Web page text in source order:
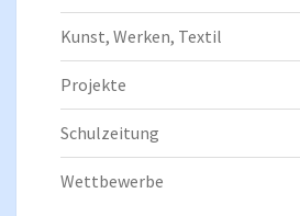
Kunst, Werken, Textil
Projekte
Schulzeitung
Wettbewerbe